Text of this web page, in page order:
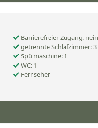
Barrierefreier Zugang: nein
getrennte Schlafzimmer: 3
Spülmaschine: 1
WC: 1
Fernseher